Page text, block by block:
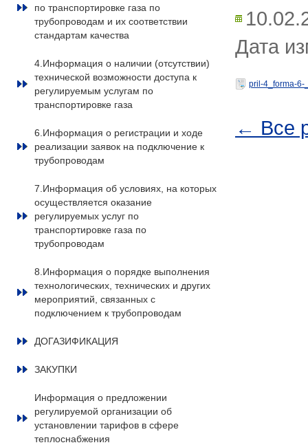
по транспортировке газа по
трубопроводам и их соответствии
стандартам качества
4.Информация о наличии (отсутствии)
технической возможности доступа к
регулируемым услугам по
транспортировке газа
6.Информация о регистрации и ходе
реализации заявок на подключение к
трубопроводам
7.Информация об условиях, на которых
осуществляется оказание
регулируемых услуг по
транспортировке газа по
трубопроводам
8.Информация о порядке выполнения
технологических, технических и других
мероприятий, связанных с
подключением к трубопроводам
ДОГАЗИФИКАЦИЯ
ЗАКУПКИ
Информация о предложении
регулируемой организации об
установлении тарифов в сфере
теплоснабжения
Дата
pril-4_forma-6-
← Все